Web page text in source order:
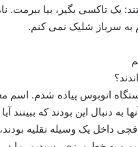
به سرباز شلیک نمی کنم.
اتوبوس پیاده شدم. اسم
به دنبال این بودند که